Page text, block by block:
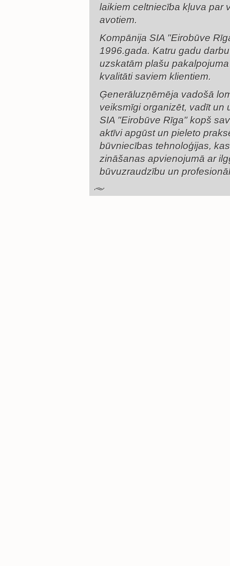
laikiem celtniecība kļuva par
avotiem.
Kompānija SIA "Eirobūve
1996.gada. Katru gadu
uzskatām plašu
kvalitāti saviem klientiem.
Ģenerāluzņēmēja vadošā
veiksmīgi organizēt, vadīt un
SIA "Eirobūve Rīga" kopš
aktīvi apgūst un pieleto
būvniecības tehnoloģijas,
zināšanas apvienojumā ar
būvuzraudzību un